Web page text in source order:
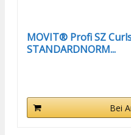
MOVIT® Profi SZ
STANDARDNORM...
Bei